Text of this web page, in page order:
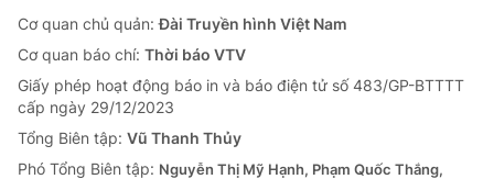
Cơ quan chủ quản:Đài Truyền hình Việt Nam
Cơ quan báo chí: Thời báo VTV
Giấy phép hoạt động báo in và báo điện tử số 483/GP-BTTTT
cấp ngày 29/12/2023
Tổng Biên tập: Vũ Thanh Thủy
Phó Tổng Biên tập: Nguyễn Thị Mỹ Hạnh, Phạm Quốc Thắng,